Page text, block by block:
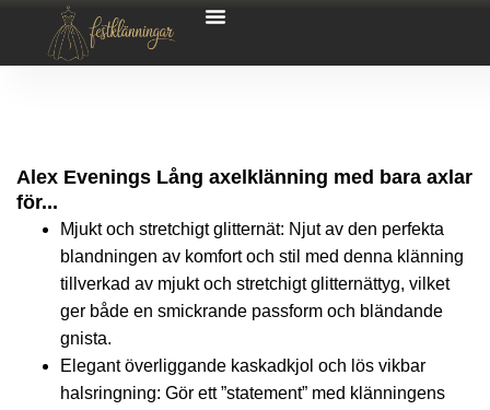
Alex Evenings Lång axelklänning med bara axlar
för...
Mjukt och stretchigt glitternät: Njut av den perfekta
blandningen av komfort och stil med denna klänning
tillverkad av mjukt och stretchigt glitternättyg, vilket
ger både en smickrande passform och bländande
gnista.
Elegant överliggande kaskadkjol och lös vikbar
halsringning: Gör ett ”statement” med klänningens